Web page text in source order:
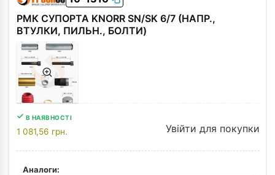
РМК СУПОРТА KNORR SN/SK 6/7 (НАПР.,
ВТУЛКИ, ПИЛЬН., БОЛТИ)
В НАЯВНОСТІ
1 081,56 грн. Увійти для покупки
Аналоги: